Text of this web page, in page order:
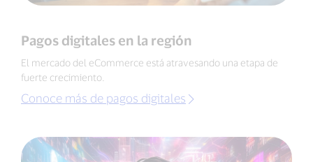
Pagos digitales en la región
El mercado del eCommerce está atravesando una etapa de
fuerte crecimiento.
Conoce más de pagos digitales